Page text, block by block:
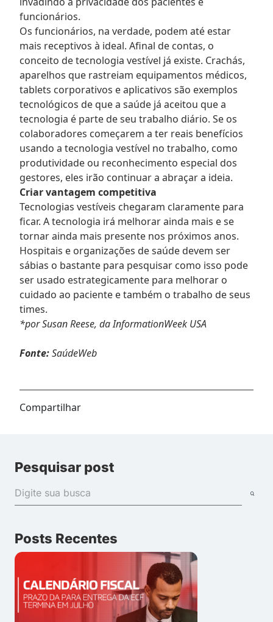
funcionários.
Os funcionários, na verdade, podem até estar
mais receptivos à ideal. Afinal de contas, o
conceito de tecnologia vestível já existe. Crachás,
aparelhos que rastreiam equipamentos médicos,
tablets corporativos e aplicativos são exemplos
tecnológicos de que a saúde já aceitou que a
tecnologia é parte de seu trabalho diário. Se os
colaboradores começarem a ter reais benefícios
usando a tecnologia vestível no trabalho, como
produtividade ou reconhecimento especial dos
gestores, eles irão continuar a abraçar a ideia.
Criar vantagem competitiva
Tecnologias vestíveis chegaram claramente para
ficar. A tecnologia irá melhorar ainda mais e se
tornar ainda mais presente nos próximos anos.
Hospitais e organizações de saúde devem ser
sábias o bastante para pesquisar como isso pode
ser usado estrategicamente para melhorar o
cuidado ao paciente e também o trabalho de seus
times.
*por Susan Reese, da InformationWeek USA
Fonte:SaúdeWeb
Compartilhar
Pesquisar post
Posts Recentes